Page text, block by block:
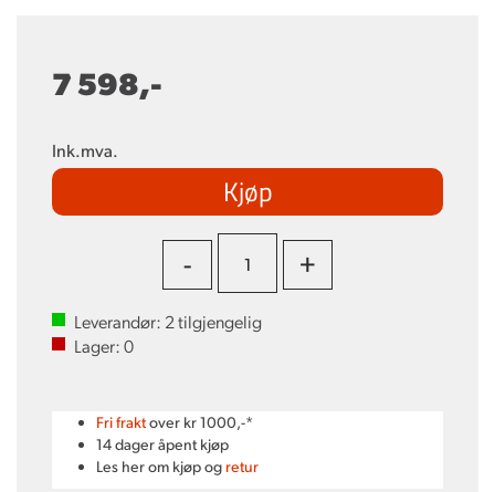
7 598,-
Ink.mva.
Kjøp
- +
Leverandør: 2tilgjengelig
Lager:0
Fri fraktover kr 1000,-*
14 dager åpent kjøp
Les her om kjøp og retur